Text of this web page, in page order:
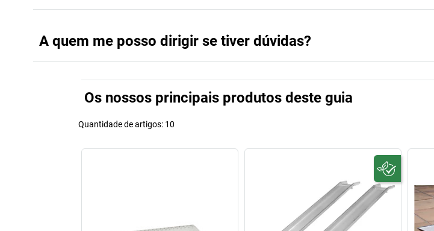
A quem me posso dirigir se tiver dúvidas?
Os nossos principais produtos deste guia
Quantidade de artigos: 10